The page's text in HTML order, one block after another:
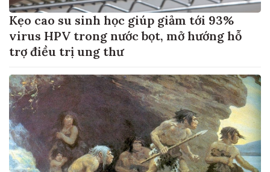
Kẹo cao su sinh học giúp giảm tới 93%
virus HPV trong nước bọt, mở hướng hỗ
trợ điều trị ung thư